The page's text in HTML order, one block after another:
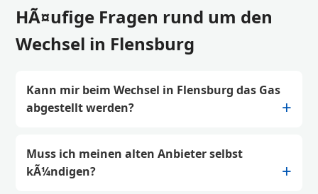
HÃ¤ufige Fragen rund um den
Wechsel in Flensburg
Kann mir beim Wechsel in Flensburg das Gas
abgestellt werden?
Muss ich meinen alten Anbieter selbst
kÃ¼ndigen?